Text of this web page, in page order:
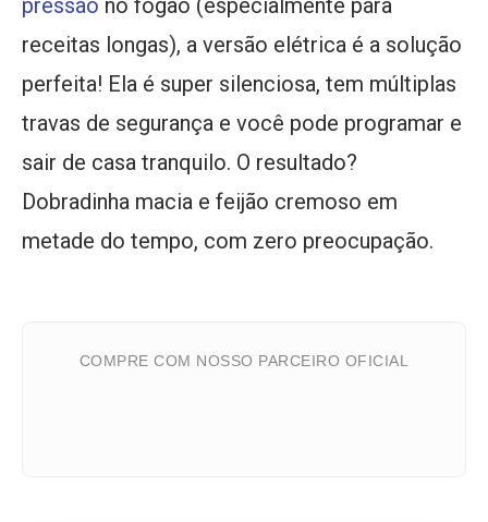
receitas longas), a versão elétrica é a solução
perfeita! Ela é super silenciosa, tem múltiplas
travas de segurança e você pode programar e
sair de casa tranquilo. O resultado?
Dobradinha macia e feijão cremoso em
metade do tempo, com zero preocupação.
COMPRE COM NOSSO PARCEIRO OFICIAL